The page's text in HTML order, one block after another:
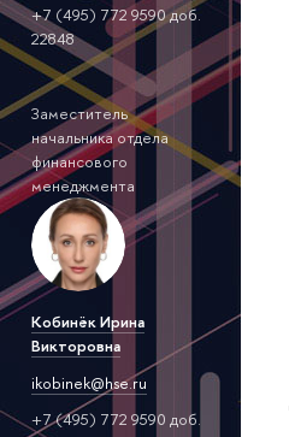
+7 (495) 772 9590 доб.
22848
Заместитель
начальника отдела
финансового
менеджмента
Кобинёк Ирина
Викторовна
ikobinek@hse.ru
+7 (495) 772 9590 доб.